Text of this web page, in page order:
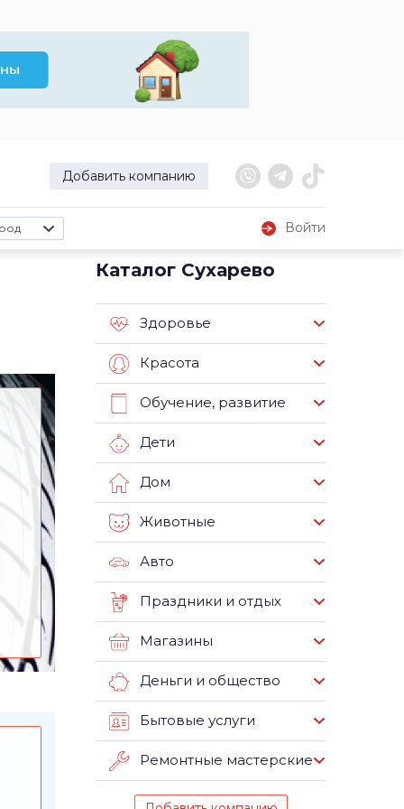
Добавить компанию
Войти
Каталог Сухарево
Здоровье
Красота
Обучение, развитие
Дети
Дом
Животные
Авто
Праздники и отдых
Магазины
Деньги и общество
Бытовые услуги
Ремонтные мастерские